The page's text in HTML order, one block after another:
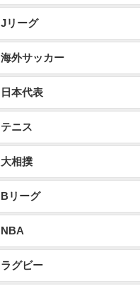
Jリーグ
海外サッカー
日本代表
テニス
大相撲
Bリーグ
NBA
ラグビー